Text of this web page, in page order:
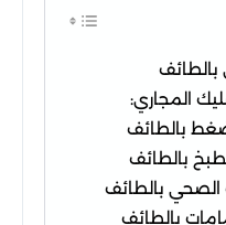
المجاري:
بالطائف
بالطائف
بالطائف
بالطائف